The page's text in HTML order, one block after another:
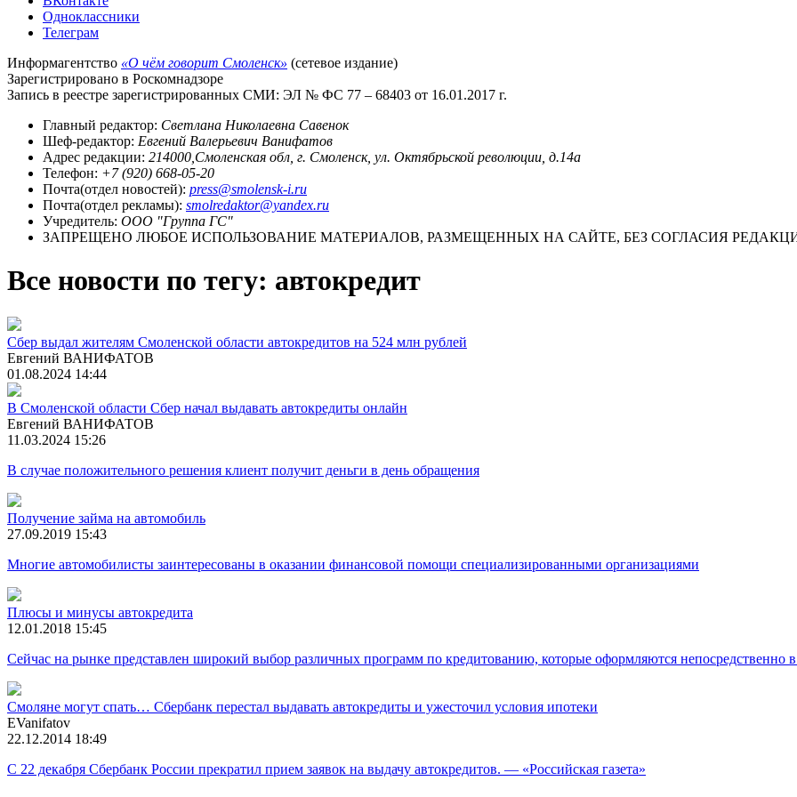
Одноклассники
Телеграм
Информагентство «О чём говорит Смоленск» (сетевое издание)
Зарегистрировано в Роскомнадзоре
Запись в реестре зарегистрированных СМИ: ЭЛ № ФС 77 – 68403 от 16.01.2017 г.
Главный редактор: Светлана Николаевна Савенок
Шеф-редактор: Евгений Валерьевич Ванифатов
Адрес редакции: 214000,Смоленская обл, г. Смоленск, ул. Октябрьской революции, д.14а
Телефон: +7 (920) 668-05-20
Почта(отдел новостей): press@smolensk-i.ru
Почта(отдел рекламы): smolredaktor@yandex.ru
Учредитель: ООО "Группа ГС"
ЗАПРЕЩЕНО ЛЮБОЕ ИСПОЛЬЗОВАНИЕ МАТЕРИАЛОВ, РАЗМЕЩЕННЫХ НА САЙТЕ, БЕЗ СОГЛАСИЯ
Все новости по тегу: автокредит
Сбер выдал жителям Смоленской области автокредитов на 524 млн рублей
Евгений ВАНИФАТОВ
01.08.2024 14:44
В Смоленской области Сбер начал выдавать автокредиты онлайн
Евгений ВАНИФАТОВ
11.03.2024 15:26
В случае положительного решения клиент получит деньги в день обращения
Получение займа на автомобиль
27.09.2019 15:43
Многие автомобилисты заинтересованы в оказании финансовой помощи специализированными организациями
Плюсы и минусы автокредита
12.01.2018 15:45
Сейчас на рынке представлен широкий выбор различных программ по кредитованию, которые оформляются непосредственно в
Смоляне могут спать… Сбербанк перестал выдавать автокредиты и ужесточил условия ипотеки
EVanifatov
22.12.2014 18:49
С 22 декабря Сбербанк России прекратил прием заявок на выдачу автокредитов. — «Российская газета»